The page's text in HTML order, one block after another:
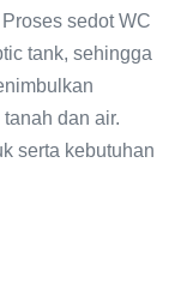
sedot WC
tank, sehingga
dan air.
serta kebutuhan